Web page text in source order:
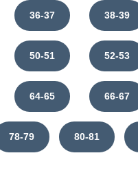
36-37 38-39
50-51 52-53
64-65 66-67
78-79 80-81